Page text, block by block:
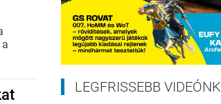
LEGFRISSEBB VIDEÓNK